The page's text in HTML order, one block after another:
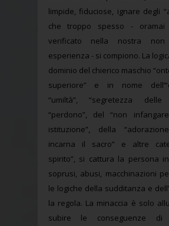
limpide, fiduciose, ignare degli
che troppo spesso - oramai
verificato nella nostra
esperienza - si compiono. La
dominio del chierico maschio
superiore” e in nome
“umiltà”, “segretezza delle
“perdono”, del “non
istituzione”, della
incarna il sacro” e altre
spirito”, si cattura la persona
soprusi, abusi, macchinazioni
le logiche della sudditanza e
la regola. La minaccia è solo
subire le conseguenze